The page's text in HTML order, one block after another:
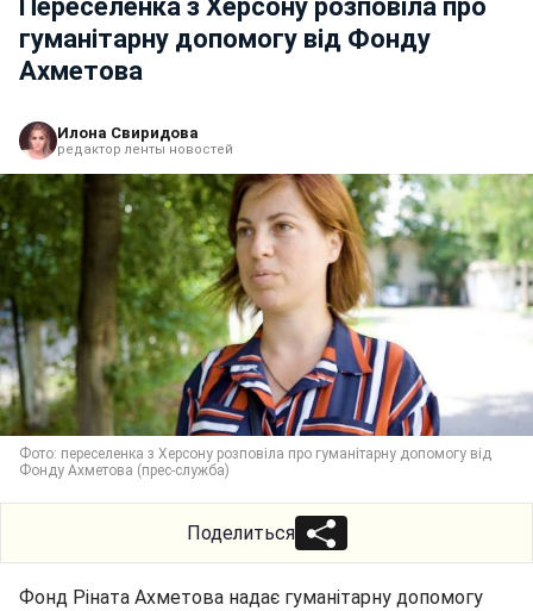
Переселенка з Херсону розповіла про
гуманітарну допомогу від Фонду
Ахметова
Илона Свиридова
редактор ленты новостей
Фото: переселенка з Херсону розповіла про гуманітарну допомогу від
Фонду Ахметова (прес-служба)
Поделиться
Фонд Ріната Ахметова надає гуманітарну допомогу